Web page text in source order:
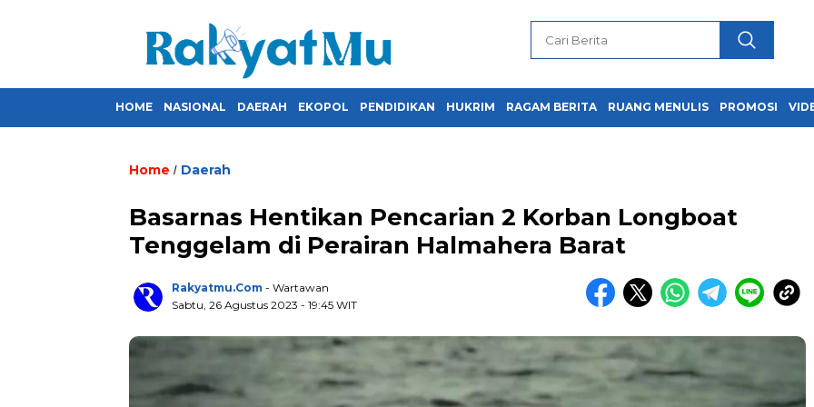
HOME NASIONAL DAERAH EKOPOL PENDIDIKAN HUKRIM RAGAM BERITA RUANG MENULIS PROMOSI
Home / Daerah
Basarnas Hentikan Pencarian 2 Korban Longboat
Tenggelam di Perairan Halmahera Barat
Rakyatmu.com - Wartawan
Sabtu, 26 Agustus 2023 - 19:45 WIT